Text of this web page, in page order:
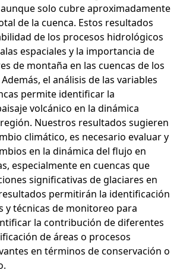
aunque solo cubre aproximadamente
de la cuenca. Estos resultados
de los procesos hidrológicos
espaciales y la importancia de
de montaña en las cuencas de los
el análisis de las variables
permite identificar la
volcánico en la dinámica
Nuestros resultados sugieren
climático, es necesario evaluar y
en la dinámica del flujo en
especialmente en cuencas que
significativas de glaciares en
permitirán la identificación
y técnicas de monitoreo para
la contribución de diferentes
de áreas o procesos
en términos de conservación o